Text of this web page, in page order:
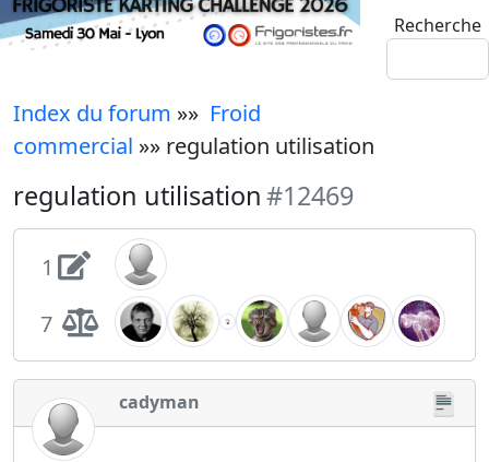
Recherche
Index du forum »» Froid
commercial »» regulation utilisation
regulation utilisation#12469
1
7
cadyman